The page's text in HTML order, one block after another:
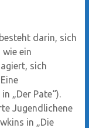
darin, sich
wie ein
sich
„Der Pate“).
Jugendlichene
in „Die